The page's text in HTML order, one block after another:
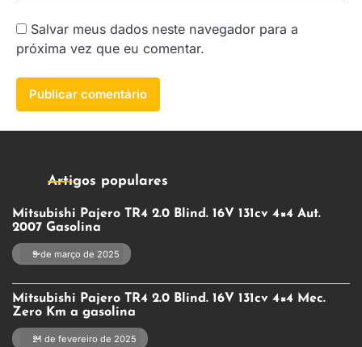
Salvar meus dados neste navegador para a
próxima vez que eu comentar.
Artigos populares
Mitsubishi Pajero TR4 2.0 Blind. 16V 131cv 4×4 Aut.
2007 Gasolina
9 de março de 2025
Mitsubishi Pajero TR4 2.0 Blind. 16V 131cv 4×4 Mec.
Zero Km a gasolina
21 de fevereiro de 2025